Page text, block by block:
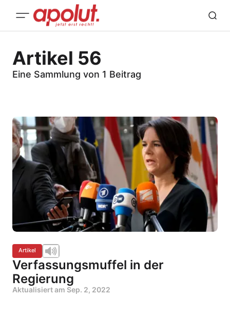
Artikel 56
Eine Sammlung von 1 Beitrag
Artikel
Verfassungsmuffel in der
Regierung
Aktualisiert am Sep. 2, 2022